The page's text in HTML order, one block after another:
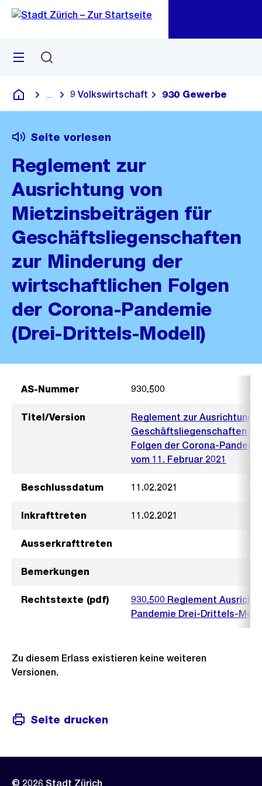
Navigation
Sprunglink
Menü
Deutsch
Blende alle Breadcrumbs ein
9 Volkswirtschaft 930 Gewerbe
Seite vorlesen
Reglement zur
Ausrichtung von
Mietzinsbeiträgen für
Geschäftsliegenschaften
zur Minderung der
wirtschaftlichen Folgen
der Corona-Pandemie
(Drei-Drittels-Modell)
AS-Nummer 930.500
Titel/Version
Reglement zur Ausrichtung
Geschäftsliegenschaften
Folgen der Corona-
vom 11. Februar 2021
Beschlussdatum 11.02.2021
Inkrafttreten 11.02.2021
Ausserkrafttreten
Bemerkungen
Rechtstexte (pdf)
930.500 Reglement
Pandemie Drei-Drittels-
Zu diesem Erlass existieren keine weiteren
Versionen.
Seite drucken
© 2026 Stadt Zürich